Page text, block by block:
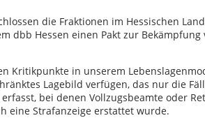
die Fraktionen im Hessischen
dbb Hessen einen Pakt zur Bekämpfung
Kritikpunkte in unserem
Lagebild verfügen, das nur die
erfasst, bei denen Vollzugsbeamte oder
eine Strafanzeige erstattet wurde.